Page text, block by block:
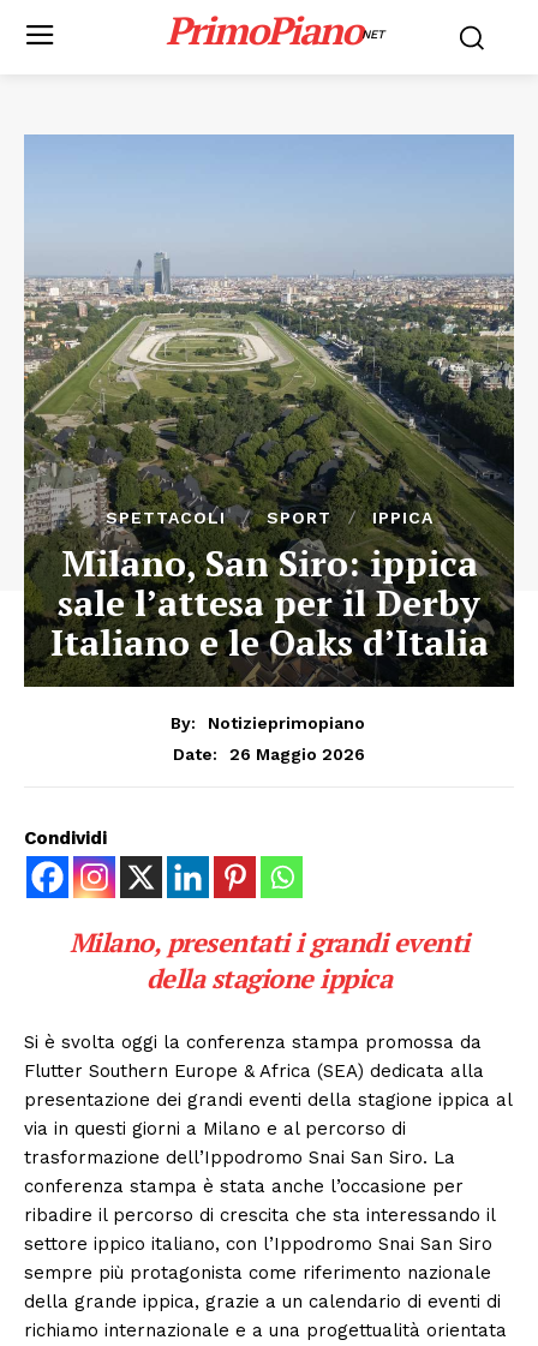
PrimoPianoNET
SPETTACOLI SPORT IPPICA
Milano, San Siro: ippica
sale l’attesa per il Derby
Italiano e le Oaks d’Italia
By:
Notizieprimopiano
Date:
26 Maggio 2026
Condividi
Milano, presentati i grandi eventi
della stagione ippica
Si è svolta oggi la conferenza stampa promossa da
Flutter Southern Europe & Africa (SEA) dedicata alla
presentazione dei grandi eventi della stagione ippica al
via in questi giorni a Milano e al percorso di
trasformazione dell’Ippodromo Snai San Siro. La
conferenza stampa è stata anche l’occasione per
ribadire il percorso di crescita che sta interessando il
settore ippico italiano, con l’Ippodromo Snai San Siro
sempre più protagonista come riferimento nazionale
della grande ippica, grazie a un calendario di eventi di
richiamo internazionale e a una progettualità orientata